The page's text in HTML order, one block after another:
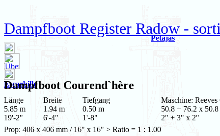
Dampfboot Register Radow -
Petäjäs
Escarbille
Dampfboot Courend`hère
Länge
5.85 m
19'-2"
Breite
1.94 m
6'-4"
Tiefgang
0.50 m
1'-8"
Maschine:
50.8 + 76.2 x 50.8
2" + 3" x 2"
Prop: 406 x 406 mm / 16" x 16" > Ratio = 1 : 1.00